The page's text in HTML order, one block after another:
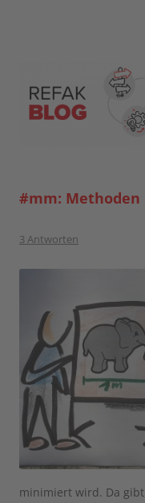
Blog der
#mm: Methoden
3 Antworten
minimiert wird. Da